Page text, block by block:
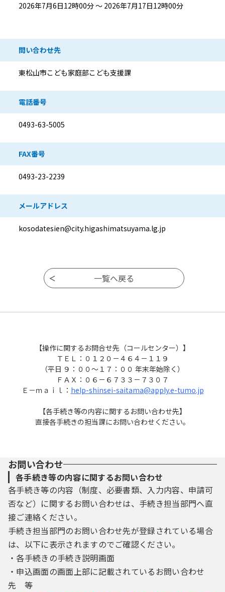
2026年7月6日12時00分 ～ 2026年7月17日12時00分
問い合わせ先
東松山市こども家庭部こども支援課
電話番号
0493-63-5005
FAX番号
0493-23-2239
メールアドレス
kosodatesien@city.higashimatsuyama.lg.jp
【操作に関するお問合せ先（コールセンター）】
ＴＥＬ：０１２０－４６４－１１９
（平日 ９：００～１７：００ 年末年始除く）
ＦＡＸ：０６－６７３３－７３０７
Ｅ－ｍａｉｌ： help-shinsei-saitama@apply.e-tumo.jp
【各手続き等の内容に関するお問い合わせ先】
直接各手続きの担当課にお問い合わせください。
お問い合わせ
各手続き等の内容に関するお問い合わせ
各手続き等の内容（制度、必要書類、入力内容、申請可
否など）に関するお問い合わせは、手続き担当部門へ直
接ご連絡ください。
手続き担当部門のお問い合わせ先が登録されている場合
は、以下に表示されますのでご確認ください。
・各手続きの手続き説明画面
・申込画面の画面上部に記載されているお問い合わせ
先 等